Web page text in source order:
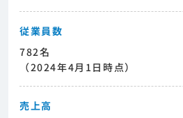
従業員数
782名
（2024年4月1日時点）
売上高